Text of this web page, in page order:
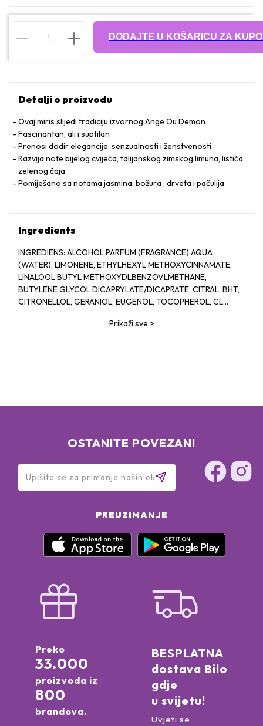
DODAJTE U KOŠARICU ZA
Detalji o proizvodu
Ovaj miris slijedi tradiciju izvornog Ange Ou Demon
Fascinantan, ali i suptilan
Prenosi dodir elegancije, senzualnosti i ženstvenosti
Razvija note bijelog cvijeća, talijanskog zimskog limuna, listića
zelenog čaja
Pomiješano sa notama jasmina, božura , drveta i pačulija
Ingredients
INGREDIENS: ALCOHOL PARFUM (FRAGRANCE) AQUA
(WATER), LIMONENE, ETHYLHEXYL METHOXYCINNAMATE,
LINALOOL BUTYL METHOXYDLBENZOVLMETHANE,
BUTYLENE GLYCOL DICAPRYLATE/DICAPRATE, CITRAL, BHT,
CITRONELLOL, GERANIOL, EUGENOL, TOCOPHEROL, CL
Prikaži sve >
OSTANITE POVEZANI
PREUZIMANJE
Preko
33.000
proizvoda iz
800
brandova.
BESPLATNA
dostava Bilo
gdje
u svijetu!
Uvjeti se